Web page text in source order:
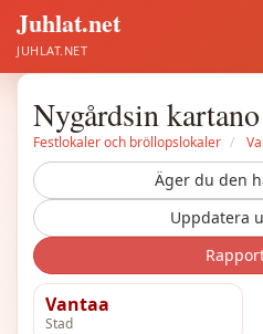
Juhlat.net
JUHLAT.NET
Äger du den
Uppdatera
Nygårdsin kartano
Festlokaler och bröllopslokaler
Vantaa
Stad